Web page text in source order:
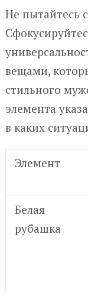
Не пытайтесь
вещами,
стильного
элемента
в каких
Элемент
Белая
рубашка